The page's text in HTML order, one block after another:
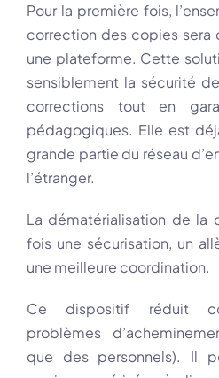
Pour la première fois,
correction des copies sera
une plateforme. Cette
sensiblement la sécurité
corrections tout en
pédagogiques. Elle est
grande partie du réseau
l’étranger.
La dématérialisation de la
fois une sécurisation, un
une meilleure coordination.
Ce dispositif réduit
problèmes
que des personnels). Il